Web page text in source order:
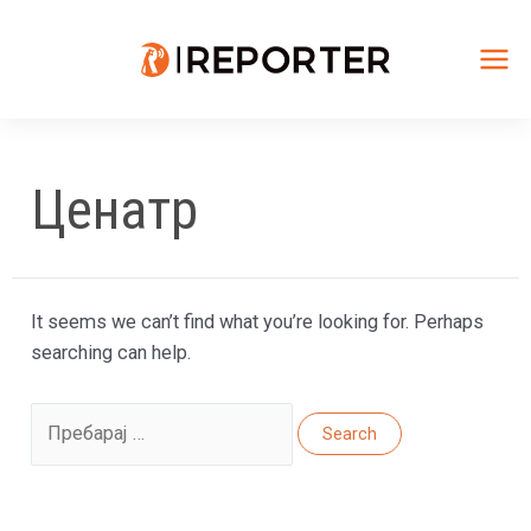
Ценатр
It seems we can’t find what you’re looking for. Perhaps
searching can help.